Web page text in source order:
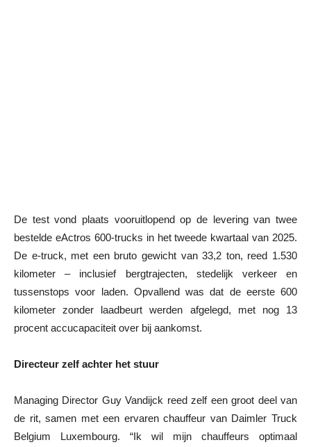
De test vond plaats vooruitlopend op de levering van twee
bestelde eActros 600-trucks in het tweede kwartaal van 2025.
De e-truck, met een bruto gewicht van 33,2 ton, reed 1.530
kilometer – inclusief bergtrajecten, stedelijk verkeer en
tussenstops voor laden. Opvallend was dat de eerste 600
kilometer zonder laadbeurt werden afgelegd, met nog 13
procent accucapaciteit over bij aankomst.
Directeur zelf achter het stuur
Managing Director Guy Vandijck reed zelf een groot deel van
de rit, samen met een ervaren chauffeur van Daimler Truck
Belgium Luxembourg. “Ik wil mijn chauffeurs optimaal